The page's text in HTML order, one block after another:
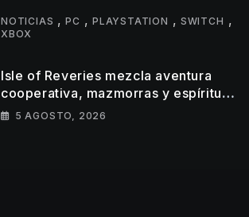
NOTICIAS ,PC ,PLAYSTATION , SWITCH ,
XBOX
Isle of Reveries mezcla aventura
cooperativa, mazmorras y espíritu
clásico de Zelda
5 AGOSTO, 2026